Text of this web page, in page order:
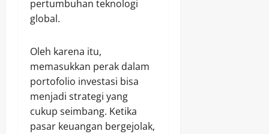
pertumbuhan teknologi
global.
Oleh karena itu,
memasukkan perak dalam
portofolio investasi bisa
menjadi strategi yang
cukup seimbang. Ketika
pasar keuangan bergejolak,